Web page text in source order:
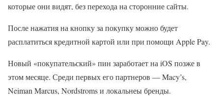
которые они видят, без перехода на сторонние сайты.
После нажатия на кнопку за покупку можно будет
расплатиться кредитной картой или при помощи Apple Pay.
Новый «покупательский» пин заработает на iOS позже в
этом месяце. Среди первых его партнеров — Macy’s,
Neiman Marcus, Nordstroms и локальнеы бренды.